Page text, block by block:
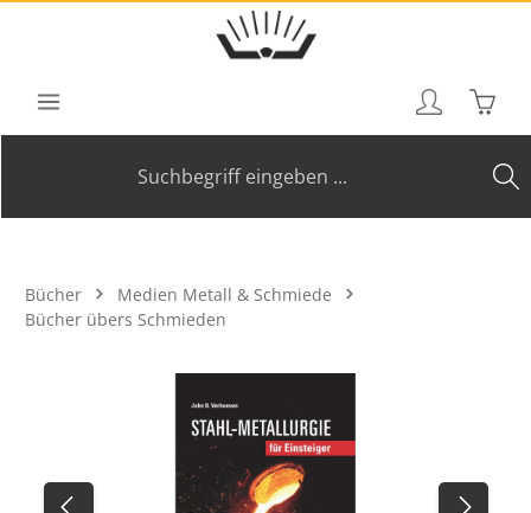
Zum Hauptinhalt springen
Bücher
Medien Metall & Schmiede
Bücher übers Schmieden